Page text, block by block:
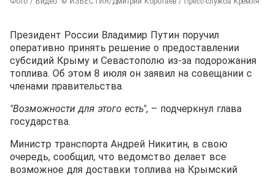
Президент России Владимир Путин поручил
оперативно принять решение о предоставлении
субсидий Крыму и Севастополю из-за подорожания
топлива. Об этом 8 июля он заявил на совещании с
членами правительства.
"Возможности для этого есть", – подчеркнул глава
государства.
Министр транспорта Андрей Никитин, в свою
очередь, сообщил, что ведомство делает все
возможное для доставки топлива на Крымский